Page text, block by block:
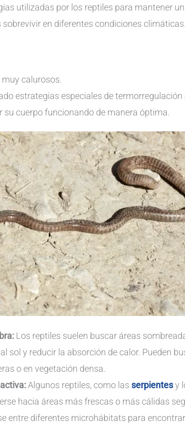
utilizadas por los reptiles para mantener
en diferentes condiciones climáticas.
calurosos.
estrategias especiales de termorregulación
su cuerpo funcionando de manera óptima.
Los reptiles suelen buscar áreas
sol y reducir la absorción de calor. Pueden
o en vegetación densa.
Algunos reptiles, como las serpientesy
hacia áreas más frescas o más cálidas
entre diferentes microhábitats para